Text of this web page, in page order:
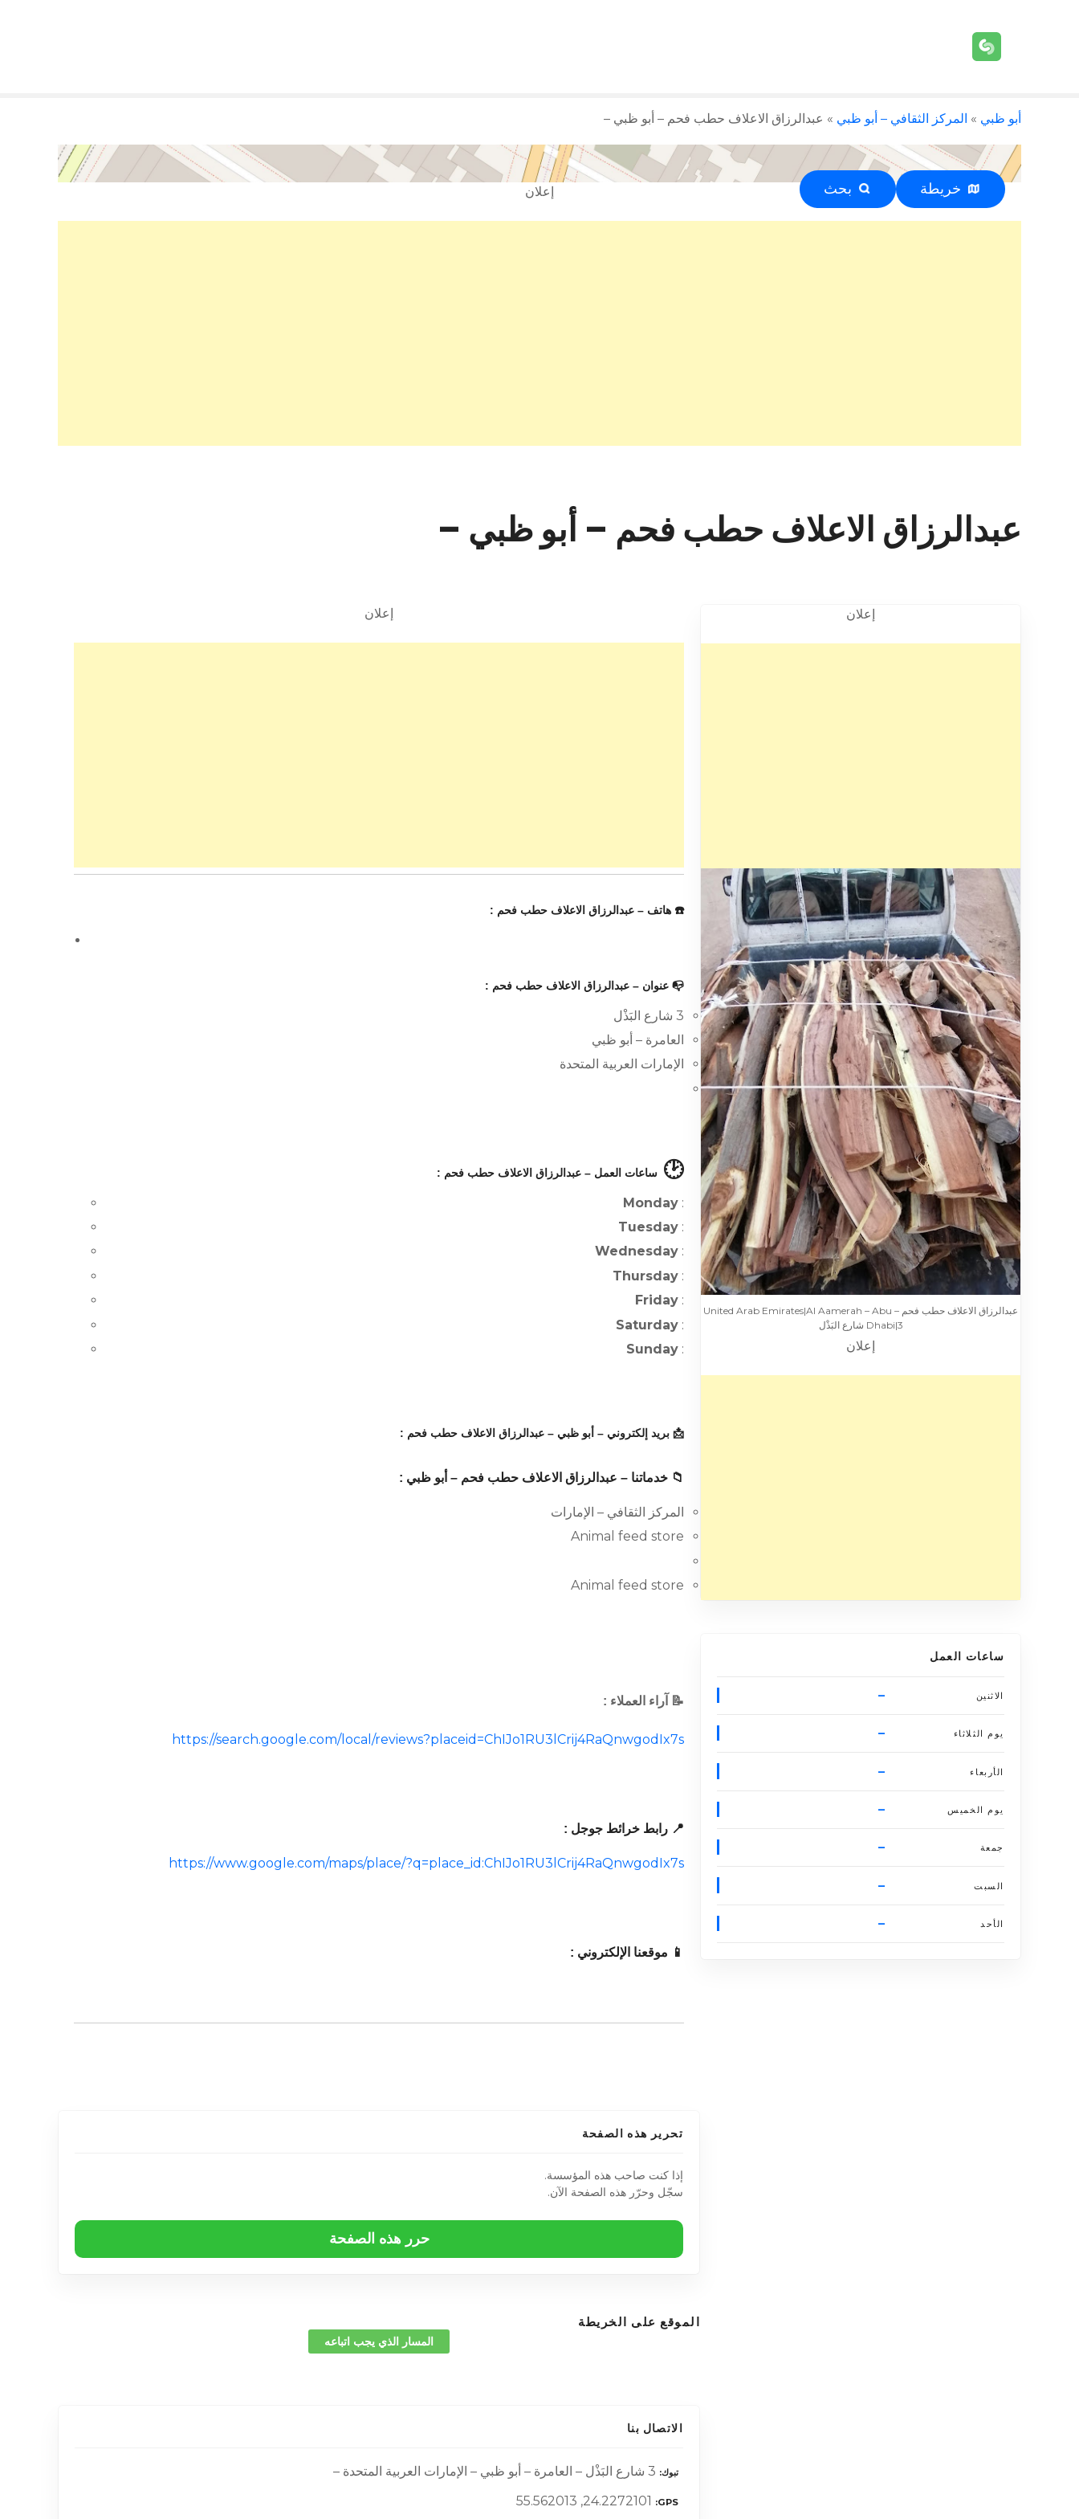
أبو ظبي » المركز الثقافي – أبو ظبي » عبدالرزاق الاعلاف حطب فحم – أبو ظبي –
خريطة بحث إعلان
عبدالرزاق الاعلاف حطب فحم – أبو ظبي –
إعلان
عبدالرزاق الاعلاف حطب فحم – United Arab Emirates|Al Aamerah – Abu
Dhabi|3 شارع البَذْل
إعلان
ساعات العمل
الاثنين –
يوم الثلاثاء –
الأربعاء –
يوم الخميس –
جمعة –
السبت –
الأحد –
إعلان
☎️ هاتف – عبدالرزاق الاعلاف حطب فحم :
📭 عنوان – عبدالرزاق الاعلاف حطب فحم :
3 شارع البَذْل
العامرة – أبو ظبي
الإمارات العربية المتحدة
🕑 ساعات العمل – عبدالرزاق الاعلاف حطب فحم :
Monday :
Tuesday :
Wednesday :
Thursday :
Friday :
Saturday :
Sunday :
📩 بريد إلكتروني – أبو ظبي – عبدالرزاق الاعلاف حطب فحم :
📁 خدماتنا – عبدالرزاق الاعلاف حطب فحم – أبو ظبي :
المركز الثقافي – الإمارات
Animal feed store
Animal feed store
📝 آراء العملاء :
https://search.google.com/local/reviews?placeid=ChIJo1RU3lCrij4RaQnwgodIx7s
📍 رابط خرائط جوجل :
https://www.google.com/maps/place/?q=place_id:ChIJo1RU3lCrij4RaQnwgodIx7s
📱 موقعنا الإلكتروني :
تحرير هذه الصفحة
إذا كنت صاحب هذه المؤسسة.
سجّل وحرّر هذه الصفحة الآن.
حرر هذه الصفحة
الموقع على الخريطة
المسار الذي يجب اتباعه
الاتصال بنا
تبوك 3 شارع البَذْل – العامرة – أبو ظبي – الإمارات العربية المتحدة –
GPS
24.2272101, 55.562013